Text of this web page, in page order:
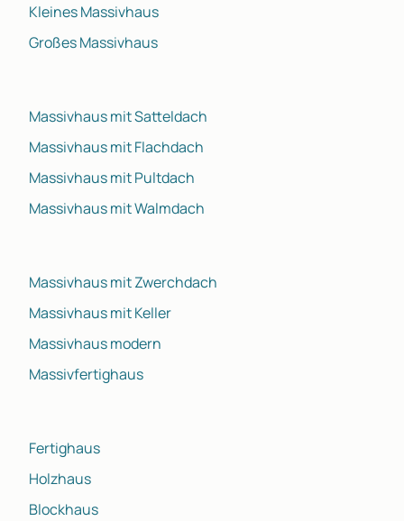
Kleines Massivhaus
Großes Massivhaus
Massivhaus mit Satteldach
Massivhaus mit Flachdach
Massivhaus mit Pultdach
Massivhaus mit Walmdach
Massivhaus mit Zwerchdach
Massivhaus mit Keller
Massivhaus modern
Massivfertighaus
Fertighaus
Holzhaus
Blockhaus